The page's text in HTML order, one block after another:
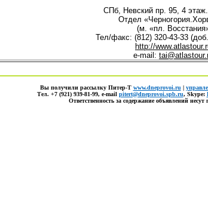
СПб, Невский пр. 95, 4
Отдел
(м. «пл.
Тел/факс: (812) 320-43-33
http://
e-mail:
Вы получили рассылку Питер-Т www.dneprovoi.ru |
Тел. +7 (921) 939-81-99, е-mail pitert@dneprovoi.spb.ru, Skype:
Ответственность за содержание объявлений